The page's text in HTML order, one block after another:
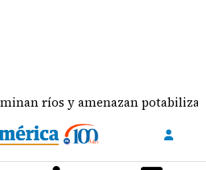
ríos y amenazan